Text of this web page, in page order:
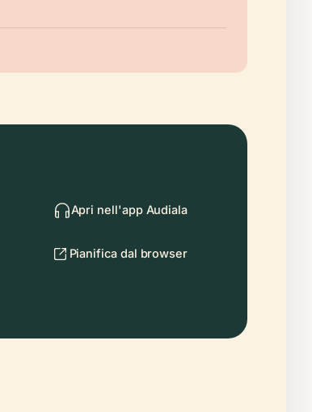
Apri nell'app Audiala
Pianifica dal browser